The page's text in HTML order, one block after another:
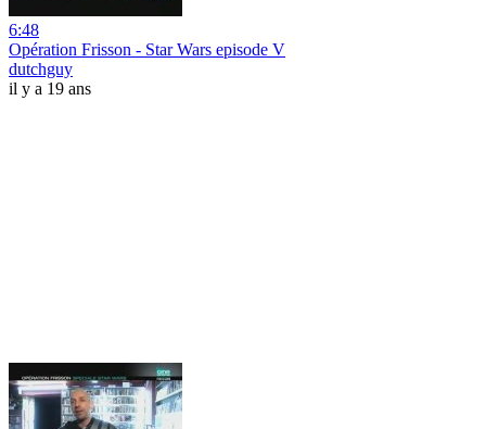
6:48
Opération Frisson - Star Wars episode V
dutchguy
il y a 19 ans